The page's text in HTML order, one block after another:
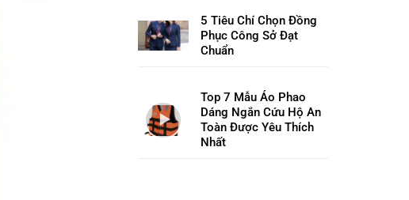
5 Tiêu Chí Chọn Đồng
Phục Công Sở Đạt
Chuẩn
Top 7 Mẫu Áo Phao
Dáng Ngắn Cứu Hộ An
Toàn Được Yêu Thích
Nhất